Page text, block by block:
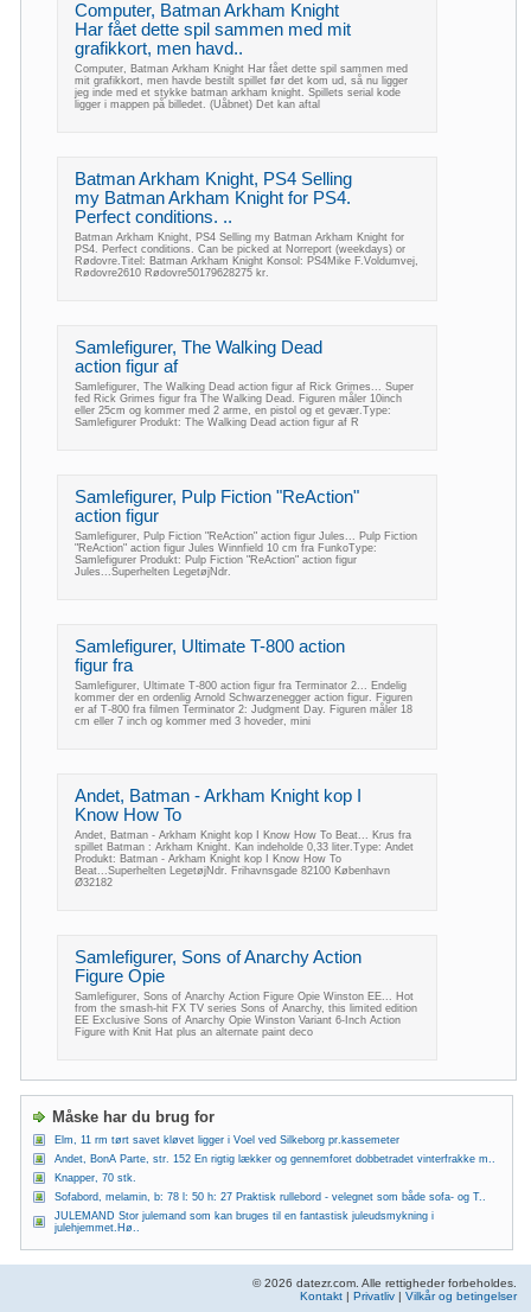
Computer, Batman Arkham Knight
Har fået dette spil sammen med mit
grafikkort, men havd..
Computer, Batman Arkham Knight Har fået dette spil sammen med
mit grafikkort, men havde bestilt spillet før det kom ud, så nu ligger
jeg inde med et stykke batman arkham knight. Spillets serial kode
ligger i mappen på billedet. (Uåbnet) Det kan aftal
Batman Arkham Knight, PS4 Selling
my Batman Arkham Knight for PS4.
Perfect conditions. ..
Batman Arkham Knight, PS4 Selling my Batman Arkham Knight for
PS4. Perfect conditions. Can be picked at Norreport (weekdays) or
Rødovre.Titel: Batman Arkham Knight Konsol: PS4Mike F.Voldumvej,
Rødovre2610 Rødovre50179628275 kr.
Samlefigurer, The Walking Dead
action figur af
Samlefigurer, The Walking Dead action figur af Rick Grimes... Super
fed Rick Grimes figur fra The Walking Dead. Figuren måler 10inch
eller 25cm og kommer med 2 arme, en pistol og et gevær.Type:
Samlefigurer Produkt: The Walking Dead action figur af R
Samlefigurer, Pulp Fiction "ReAction"
action figur
Samlefigurer, Pulp Fiction "ReAction" action figur Jules... Pulp Fiction
"ReAction" action figur Jules Winnfield 10 cm fra FunkoType:
Samlefigurer Produkt: Pulp Fiction "ReAction" action figur
Jules...Superhelten LegetøjNdr.
Samlefigurer, Ultimate T-800 action
figur fra
Samlefigurer, Ultimate T-800 action figur fra Terminator 2... Endelig
kommer der en ordenlig Arnold Schwarzenegger action figur. Figuren
er af T-800 fra filmen Terminator 2: Judgment Day. Figuren måler 18
cm eller 7 inch og kommer med 3 hoveder, mini
Andet, Batman - Arkham Knight kop I
Know How To
Andet, Batman - Arkham Knight kop I Know How To Beat... Krus fra
spillet Batman : Arkham Knight. Kan indeholde 0,33 liter.Type: Andet
Produkt: Batman - Arkham Knight kop I Know How To
Beat...Superhelten LegetøjNdr. Frihavnsgade 82100 København
Ø32182
Samlefigurer, Sons of Anarchy Action
Figure Opie
Samlefigurer, Sons of Anarchy Action Figure Opie Winston EE... Hot
from the smash-hit FX TV series Sons of Anarchy, this limited edition
EE Exclusive Sons of Anarchy Opie Winston Variant 6-Inch Action
Figure with Knit Hat plus an alternate paint deco
Måske har du brug for
Elm, 11 rm tørt savet kløvet ligger i Voel ved Silkeborg pr.kassemeter
Andet, BonA Parte, str. 152 En rigtig lækker og gennemforet dobbetradet vinterfrakke m..
Knapper, 70 stk.
Sofabord, melamin, b: 78 l: 50 h: 27 Praktisk rullebord - velegnet som både sofa- og T..
JULEMAND Stor julemand som kan bruges til en fantastisk juleudsmykning i
julehjemmet.Hø..
© 2026 datezr.com. Alle rettigheder forbeholdes.
Kontakt | Privatliv | Vilkår og betingelser